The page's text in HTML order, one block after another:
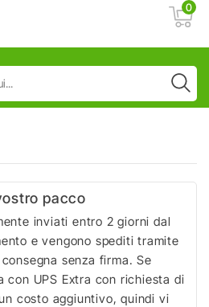
0
pacco
inviati entro 2 giorni dal
e vengono spediti tramite
senza firma. Se
con UPS Extra con richiesta di
costo aggiuntivo, quindi vi